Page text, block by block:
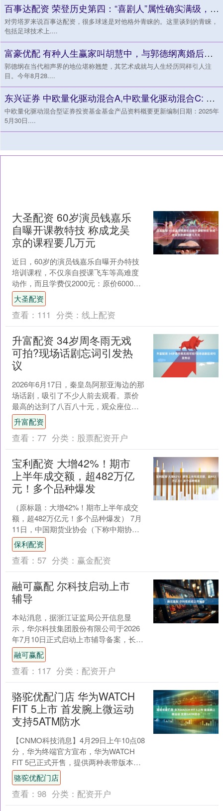
百事达配资 荣登历史第四：“喜剧人”属性确实满级，但不要就此低估国米队长
对劳塔罗来说百事达配资，很多球迷是对他格外青睐的。这里谈到的青睐，
包括足球技术上....
富豪优配 有种人生赢家叫胡慧中，与郭德纲离婚后，如今她已成亿万富婆
郭德纲在当代相声界的地位堪称翘楚，其艺术成就与人生经历同样引人注
目。今年8月28....
东兴证券 中欧量化驱动混合A,中欧量化驱动混合C: 中欧量化驱动混合型证券投资基金基金产品资料概要更新
中欧量化驱动混合型证券投资基金基金产品资料概要更新编制日期：2025年
5月30日....
大圣配资 60岁演员钱嘉乐
自曝开课教特技 称成龙吴
京的课程要几万元
近日，60岁的演员钱嘉乐自曝开办特技
培训课程，不仅亲自授课飞车等高难度
动作，而且学费仅2000元：原价6000
元，结业返还4000元，超低门槛吸引年
轻人入行。他....
大圣配资
查看： 111 分类： 线上配资
升富配资 34岁周冬雨无戏
可拍?现场话剧忘词引发热
议
2026年6月17日，秦皇岛阿那亚海边的那
场话剧，吸引了不少人前去观看。票价
最高的达到了八百八十元，观众座位坐
得满满当当。结果看下来，不少人觉得
像是赶上了一场高....
升富配资
查看： 77 分类： 股票配资开户
宝利配资 大增42%！期市
上半年成交额，超482万亿
元！多个品种爆发
（原标题：大增42%！期市上半年成交
额，超482万亿元！多个品种爆发） 7月
11日，中国期货业协会（下称中期协）
公布了6月全国期货市场交易情况。数据
显示，以单边....
保利配资
查看： 57 分类： 赢金配资
融可赢配 尔科技启动上市
辅导
本站消息，据浙江证监局公开信息显
示，华尔科技集团股份有限公司于2026
年7月10日正式启动上市辅导备案，长城
证券股份有限公司担任辅导机构。 华尔
科技集团股份有限....
融可赢配
查看： 117 分类： 配资开户
骆驼优配门店 华为WATCH
FIT 5上市 首发腕上微运动
支持5ATM防水
【CNMO科技消息】4月29日上午10点08
分，华为终端官方宣布，华为WATCH
FIT 5已正式开售，提供两种表带版本，
起售价格为1099元。 华为WATCH....
骆驼优配门店
查看： 98 分类： 配资开户